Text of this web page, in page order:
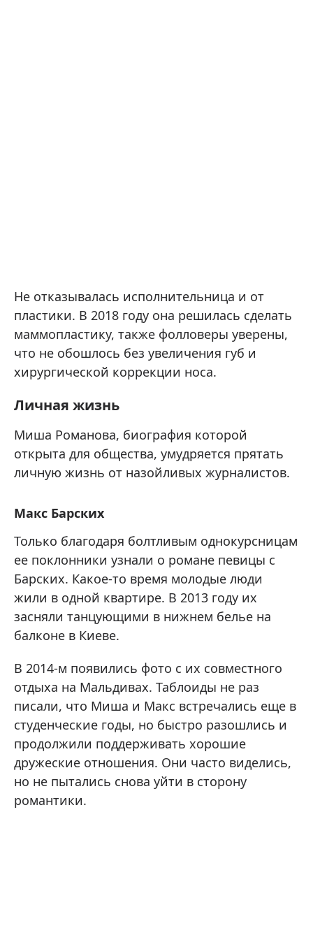
Не отказывалась исполнительница и от
пластики. В 2018 году она решилась сделать
маммопластику, также фолловеры уверены,
что не обошлось без увеличения губ и
хирургической коррекции носа.
Личная жизнь
Миша Романова, биография которой
открыта для общества, умудряется прятать
личную жизнь от назойливых журналистов.
Макс Барских
Только благодаря болтливым однокурсницам
ее поклонники узнали о романе певицы с
Барских. Какое-то время молодые люди
жили в одной квартире. В 2013 году их
засняли танцующими в нижнем белье на
балконе в Киеве.
В 2014-м появились фото с их совместного
отдыха на Мальдивах. Таблоиды не раз
писали, что Миша и Макс встречались еще в
студенческие годы, но быстро разошлись и
продолжили поддерживать хорошие
дружеские отношения. Они часто виделись,
но не пытались снова уйти в сторону
романтики.